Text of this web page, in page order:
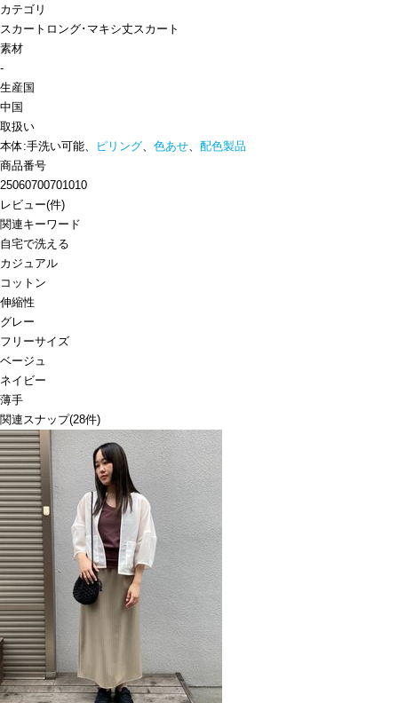
カテゴリ
スカート ロング･マキシ丈スカート
素材
-
生産国
中国
取扱い
本体:手洗い可能、
ピリング、 色あせ、 配色製品
商品番号
25060700701010
レビュー(件)
関連キーワード
自宅で洗える
カジュアル
コットン
伸縮性
グレー
フリーサイズ
ベージュ
ネイビー
薄手
関連スナップ(28件)